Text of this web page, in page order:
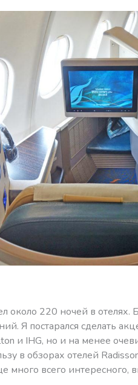
около 220 ночей в
Я постарался сделать
и IHG, но и на менее
в обзорах отелей
много всего интересного,